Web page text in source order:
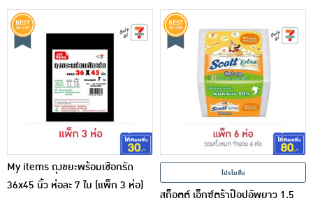
My items ถุงขยะพร้อมเชือกรัด
36x45 นิ้ว ห่อละ 7 ใบ (แพ็ก 3 ห่อ)
โปรโมชั่น
สก็อตต์ เอ็กซ์ตร้าป๊อปอัพยาว 1.5